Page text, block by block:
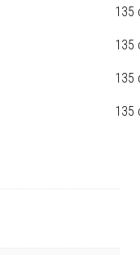
135
135
135
135